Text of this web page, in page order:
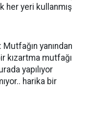
her yeri kullanmış
yanından
kızartma mutfağı
yapılıyor
harika bir